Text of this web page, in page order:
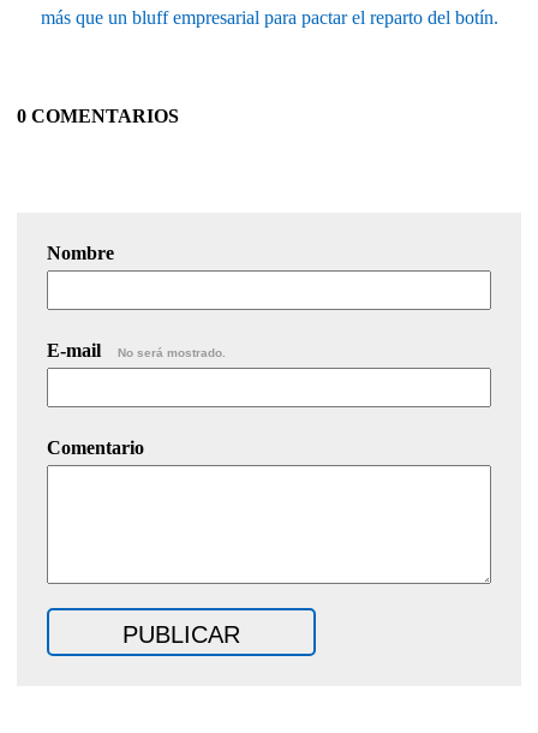
más que un bluff empresarial para pactar el reparto del botín.
0 COMENTARIOS
Nombre
E-mail No será mostrado.
Comentario